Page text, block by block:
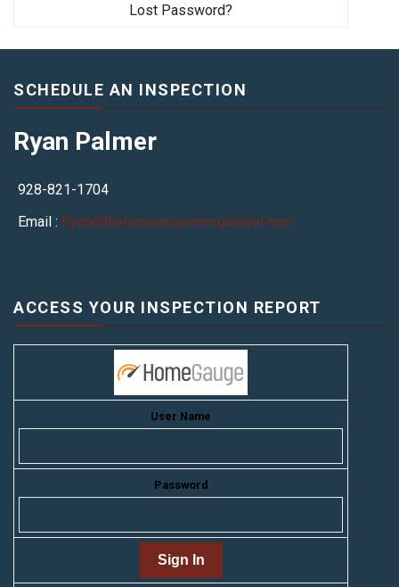
Lost Password?
SCHEDULE AN INSPECTION
Ryan Palmer
928-821-1704
Email : Ryan@thehomeinspectorgeneral.com
ACCESS YOUR INSPECTION REPORT
User Name
Password